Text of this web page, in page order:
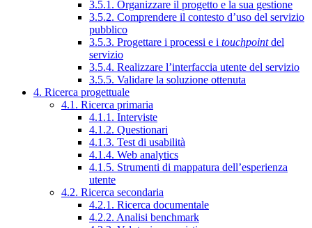
3.5.1. Organizzare il progetto e la sua gestione
3.5.2. Comprendere il contesto d’uso del servizio
pubblico
3.5.3. Progettare i processi e i touchpointdel
servizio
3.5.4. Realizzare l’interfaccia utente del servizio
3.5.5. Validare la soluzione ottenuta
4. Ricerca progettuale
4.1. Ricerca primaria
4.1.1. Interviste
4.1.2. Questionari
4.1.3. Test di usabilità
4.1.4. Web analytics
4.1.5. Strumenti di mappatura dell’esperienza
utente
4.2. Ricerca secondaria
4.2.1. Ricerca documentale
4.2.2. Analisi benchmark